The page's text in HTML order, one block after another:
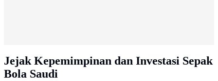
Jejak Kepemimpinan dan Investasi Sepak
Bola Saudi